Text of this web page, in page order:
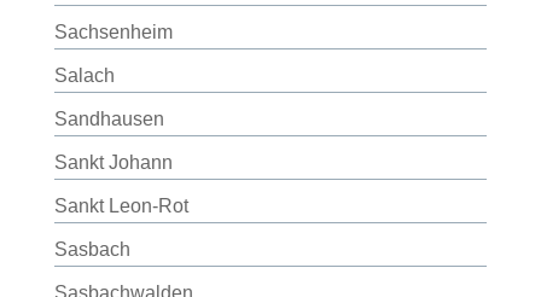
Sachsenheim
Salach
Sandhausen
Sankt Johann
Sankt Leon-Rot
Sasbach
Sasbachwalden